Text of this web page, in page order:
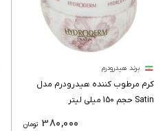
برند هیدرودرم
کرم مرطوب کننده هیدرودرم مدل
Satin حجم 150 میلی لیتر
تومان 380,000